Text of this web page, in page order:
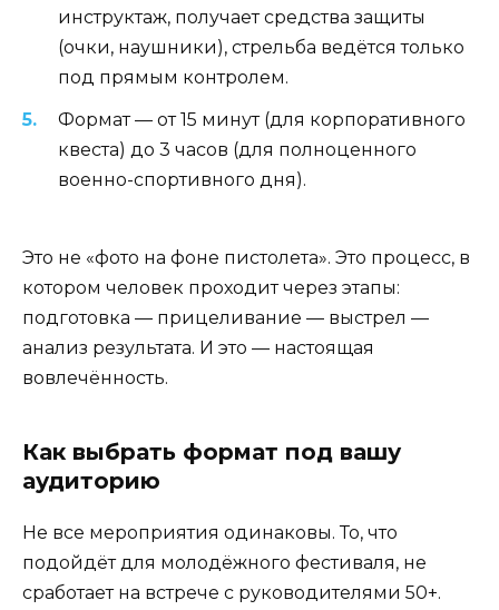
инструктаж, получает средства защиты
(очки, наушники), стрельба ведётся только
под прямым контролем.
Формат — от 15 минут (для корпоративного
квеста) до 3 часов (для полноценного
военно-спортивного дня).
Это не «фото на фоне пистолета». Это процесс, в
котором человек проходит через этапы:
подготовка — прицеливание — выстрел —
анализ результата. И это — настоящая
вовлечённость.
Как выбрать формат под вашу
аудиторию
Не все мероприятия одинаковы. То, что
подойдёт для молодёжного фестиваля, не
сработает на встрече с руководителями 50+.